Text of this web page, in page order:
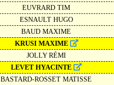
EUVRARD TIM
ESNAULT HUGO
BAUD MAXIME
KRUSI MAXIME
JOLLY RÉMI
LEVET HYACINTE
BASTARD-ROSSET MATISSE